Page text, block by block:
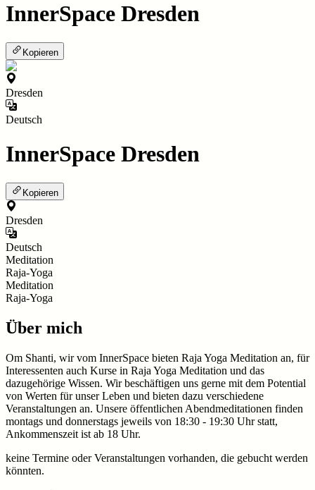
InnerSpace Dresden
Kopieren
Dresden
Deutsch
InnerSpace Dresden
Kopieren
Dresden
Deutsch
Meditation
Raja-Yoga
Meditation
Raja-Yoga
Über mich
Om Shanti, wir vom InnerSpace bieten Raja Yoga Meditation an, für
Interessenten auch Kurse in Raja Yoga Meditation und das
dazugehörige Wissen. Wir beschäftigen uns gerne mit dem Potential
von Werten für unser Leben und bieten dazu verschiedene
Veranstaltungen an. Unsere öffentlichen Abendmeditationen finden
montags und donnerstags jeweils von 18:30 - 19:30 Uhr statt,
Ankommenszeit ist ab 18 Uhr.
keine Termine oder Veranstaltungen vorhanden, die gebucht werden
könnten.